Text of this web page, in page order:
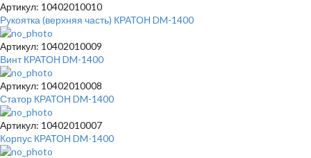
Артикул: 10402010010
Рукоятка (верхняя часть) КРАТОН DM-1400
Артикул: 10402010009
Винт КРАТОН DM-1400
Артикул: 10402010008
Статор КРАТОН DM-1400
Артикул: 10402010007
Корпус КРАТОН DM-1400